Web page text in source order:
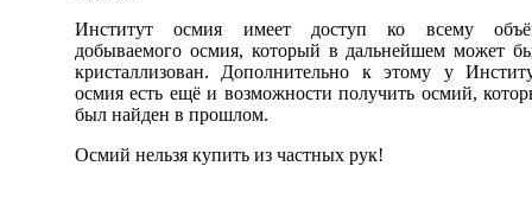
Институт осмия имеет доступ ко всему
добываемого осмия, который в дальнейшем может
кристаллизован. Дополнительно к этому у
осмия есть ещё и возможности получить осмий,
был найден в прошлом.
Осмий нельзя купить из частных рук!